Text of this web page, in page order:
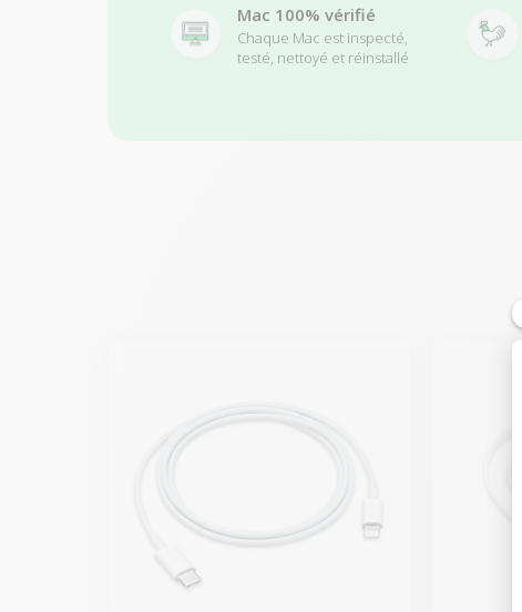
Mac 100% vérifié
Chaque Mac est inspecté,
testé, nettoyé et réinstallé